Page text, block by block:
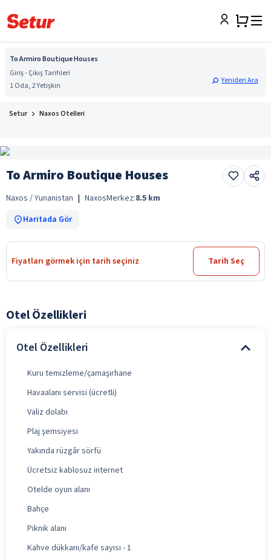
To Armiro Boutique Houses
Giriş - Çıkış Tarihleri
1 Oda, 2 Yetişkin
Yeniden Ara
Setur Naxos Otelleri
To Armiro Boutique Houses
Naxos / Yunanistan | NaxosMerkez:8.5 km
Haritada Gör
Fiyatları görmek için tarih seçiniz Tarih Seç
Otel Özellikleri
Otel Özellikleri
Kuru temizleme/çamaşırhane
Havaalanı servisi (ücretli)
Valiz dolabı
Plaj şemsiyesi
Yakında rüzgâr sörfü
Ücretsiz kablosuz internet
Otelde oyun alanı
Bahçe
Piknik alanı
Kahve dükkanı/kafe sayısı - 1